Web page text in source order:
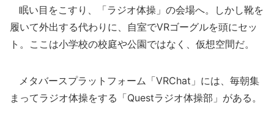
眠い目をこすり、「ラジオ体操」の会場へ。しかし靴を
履いて外出する代わりに、自室でVRゴーグルを頭にセッ
ト。ここは小学校の校庭や公園ではなく、仮想空間だ。
メタバースプラットフォーム「VRChat」には、毎朝集
まってラジオ体操をする「Questラジオ体操部」がある。